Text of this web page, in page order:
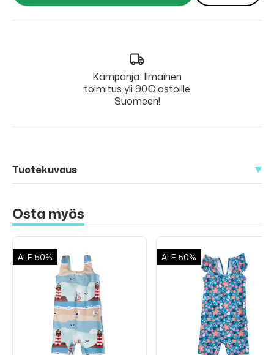
Kampanja: Ilmainen
toimitus yli 90€ ostoille
Suomeen!
Tuotekuvaus
Osta myös
ALE 50% ALE 50%